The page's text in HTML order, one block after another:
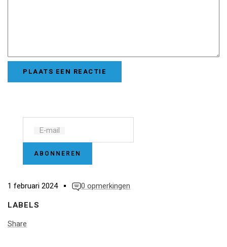
E‑mail
ABONNEREN
1 februari 2024
0 opmerkingen
LABELS
Share